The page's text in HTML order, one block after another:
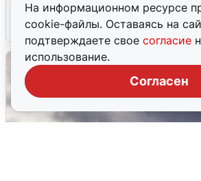
На информационном ресурсе
cookie-файлы. Оставаясь на
подтверждаете свое согласие
использование.
Согласен
4 августа 0